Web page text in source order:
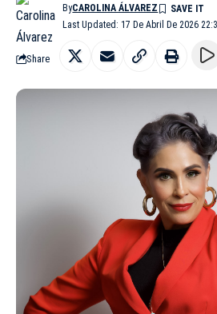
Last Updated: 17 De Abril De 2026
ByCAROLINA ÁLVAREZ
Share